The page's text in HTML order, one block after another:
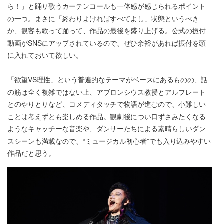
ら！」と踊り歌うカーテンコールも一体感が感じられるポイント
の一つ。まさに「終わりよければすべてよし」状態というべき
か、観客も歌って踊って、作品の最後を盛り上げる。公式の振付
動画がSNSにアップされているので、ぜひ余裕があれば振付を頭
に入れておいて欲しい。
「欲望VS理性」という普遍的なテーマがベースにあるものの、話
の筋は全く複雑ではない上、アブロンシウス教授とアルフレート
とのやりとりなど、コメディタッチで物語が進むので、小難しい
ことは考えずとも楽しめる作品。観劇後につい口ずさみたくなる
ようなキャッチーな音楽や、ダンサーたちによる素晴らしいダン
スシーンも満載なので、“ミュージカル初心者”でも入り込みやすい
作品だと思う。